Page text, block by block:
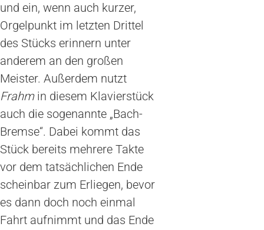
und ein, wenn auch kurzer,
Orgelpunkt im letzten Drittel
des Stücks erinnern unter
anderem an den großen
Meister. Außerdem nutzt
Frahmin diesem Klavierstück
auch die sogenannte „Bach-
Bremse“. Dabei kommt das
Stück bereits mehrere Takte
vor dem tatsächlichen Ende
scheinbar zum Erliegen, bevor
es dann doch noch einmal
Fahrt aufnimmt und das Ende